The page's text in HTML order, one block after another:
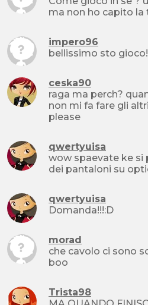
ma non ho capito la
impero96
bellissimo sto
ceska90
raga ma perch?
non mi fa fare gli
please
qwertyuisa
wow spaevate ke si
dei pantaloni su
qwertyuisa
Domanda!!!:D
morad
che cavolo ci sono
boo
Trista98